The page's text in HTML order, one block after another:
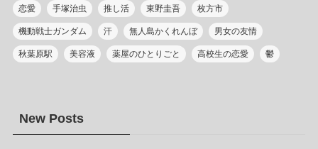
恋愛 手塚治虫 推し活 東野圭吾 枚方市
機動戦士ガンダム 汗 無人島かくれんぼ 男女の友情
秋葉原駅 美容液 薬屋のひとりごと 高校生の恋愛 鬱
New Posts